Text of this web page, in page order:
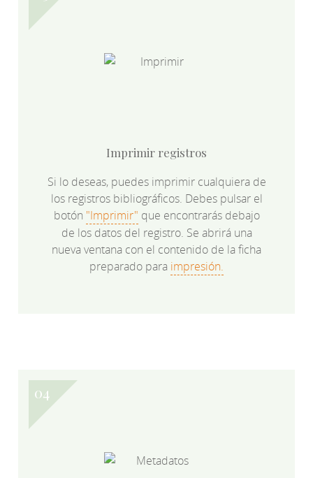
Imprimir registros
Si lo deseas, puedes imprimir cualquiera de
los registros bibliográficos. Debes pulsar el
botón "Imprimir" que encontrarás debajo
de los datos del registro. Se abrirá una
nueva ventana con el contenido de la ficha
preparado para impresión.